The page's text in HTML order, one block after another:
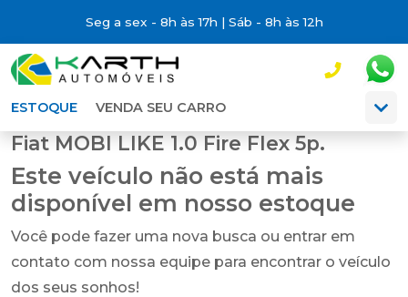
Seg a sex - 8h às 17h | Sáb - 8h às 12h
ESTOQUE VENDA SEU CARRO
Fiat MOBI LIKE 1.0 Fire Flex 5p.
Este veículo não está mais
disponível em nosso estoque
Você pode fazer uma nova busca ou entrar em
contato com nossa equipe para encontrar o veículo
dos seus sonhos!